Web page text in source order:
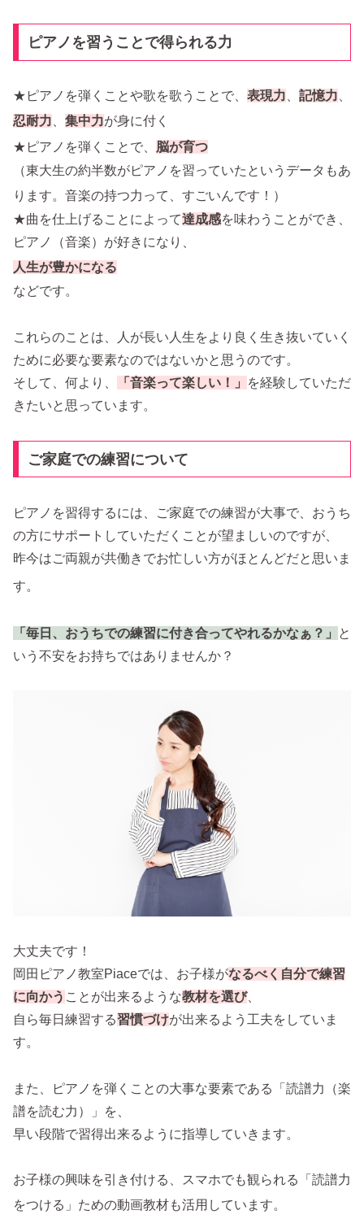
ピアノを習うことで得られる力
★ピアノを弾くことや歌を歌うことで、 表現力 記憶力
忍耐力
集中力が身に付く
★ピアノを弾くことで、 脳が育つ
（東大生の約半数がピアノを習っていたというデータもあ
ります。音楽の持つ力って、すごいんです！）
★曲を仕上げることによって達成感を味わうことができ、
ピアノ（音楽）が好きになり、
人生が豊かになる
などです。
これらのことは、人が長い人生をより良く生き抜いていく
ために必要な要素なのではないかと思うのです。
そして、何より、
「音楽って楽しい！」
を経験していただ
きたいと思っています。
ご家庭での練習について
ピアノを習得するには、ご家庭での練習が大事で、おうち
の方にサポートしていただくことが望ましいのですが、
昨今はご両親が共働きでお忙しい方がほとんどだと思いま
す。
「毎日、おうちでの練習に付き合ってやれるかなぁ？」
と
いう不安をお持ちではありませんか？
大丈夫です！
岡田ピアノ教室Piaceでは、お子様がなるべく自分で練習
に向かう ことが出来るような教材を選び、
自ら毎日練習する習慣づけが出来るよう工夫をしていま
す。
また、ピアノを弾くことの大事な要素である「読譜力（楽
譜を読む力）」を、
早い段階で習得出来るように指導していきます。
お子様の興味を引き付ける、スマホでも観られる「読譜力
をつける」ための動画教材も活用しています。